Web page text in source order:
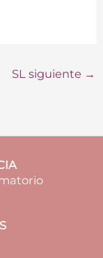
SL siguiente →